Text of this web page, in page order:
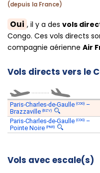
(depuis la France)
Oui , il y a des vols
Congo. Ces vols directs
compagnie aérienne Air
Vols directs vers le
Paris-Charles-de-Gaulle (CDG) –
Brazzaville (BZV)
Paris-Charles-de-Gaulle (CDG) –
Pointe Noire (PNR)
Vols avec escale(s)